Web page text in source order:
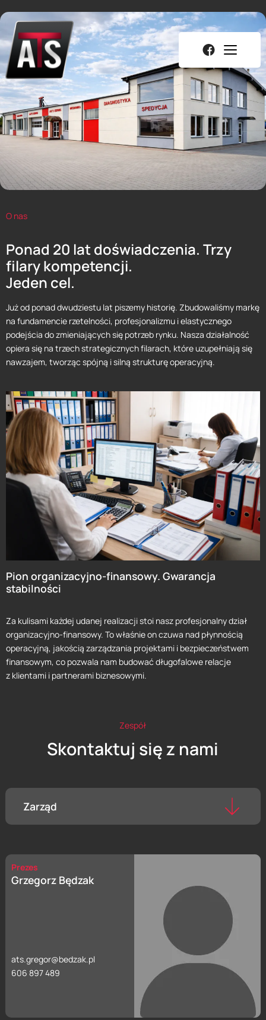
O nas
Ponad 20 lat doświadczenia. Trzy
filary kompetencji.
Jeden cel.
Już od ponad dwudziestu lat piszemy historię. Zbudowaliśmy markę
na fundamencie rzetelności, profesjonalizmu i elastycznego
podejścia do zmieniających się potrzeb rynku. Nasza działalność
opiera się na trzech strategicznych filarach, które uzupełniają się
nawzajem, tworząc spójną i silną strukturę operacyjną.
Pion organizacyjno-finansowy. Gwarancja
stabilności
Za kulisami każdej udanej realizacji stoi nasz profesjonalny dział
organizacyjno-finansowy. To właśnie on czuwa nad płynnością
operacyjną, jakością zarządzania projektami i bezpieczeństwem
finansowym, co pozwala nam budować długofalowe relacje
z klientami i partnerami biznesowymi.
Zespół
Skontaktuj się z nami
Zarząd
Prezes
Grzegorz Będzak
ats.gregor@bedzak.pl
606 897 489